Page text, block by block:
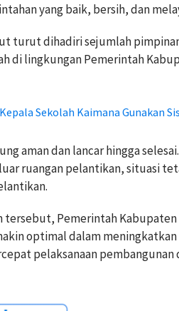
yang baik, bersih, dan
turut dihadiri sejumlah
di lingkungan Pemerintah
Sekolah Kaimana Gunakan
aman dan lancar hingga
ruangan pelantikan, situasi
Pemerintah Kabupaten
optimal dalam
pelaksanaan pembangunan